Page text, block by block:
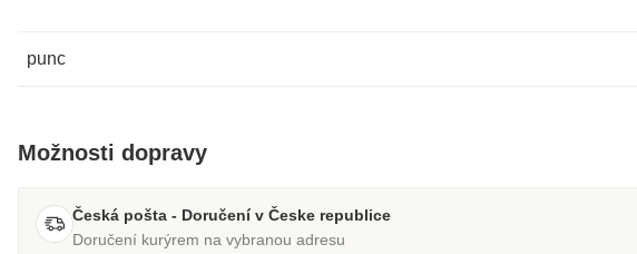
punc
Možnosti dopravy
Česká pošta - Doručení v Česke republice
Doručení kurýrem na vybranou adresu